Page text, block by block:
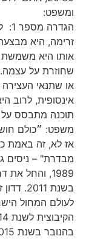
ומשפט:
הגדרה
זרימה, היא מבצעת
אותו היא משמשת
או שתנאי העצירה
אינסופית, לרוב
תוכנה מתבסס על
משפט: ״כולם
אז לא, זה באמת
מבדרת" – ניסים
1989, והחל את
בשנת
לעולם המחול